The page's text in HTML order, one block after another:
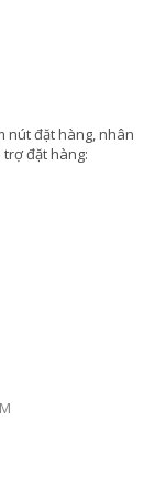
nút đặt hàng, nhân
đặt hàng: